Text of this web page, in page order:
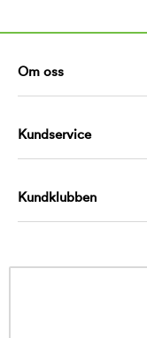
Om oss
Kundservice
Kundklubben